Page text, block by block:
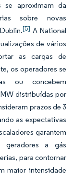
se aproximam da
sobre novas
[5] A National
de vários
as cargas de
os operadores se
ou concebem
distribuídas por
prazos de 3
as expectativas
garantem
geradores a gás
para contornar
maior intensidade